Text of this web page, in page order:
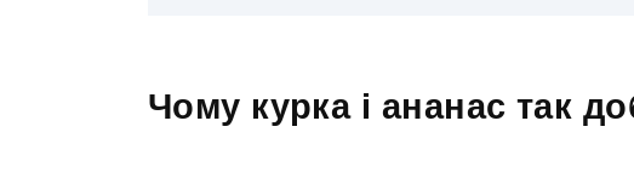
Чому курка і ананас так